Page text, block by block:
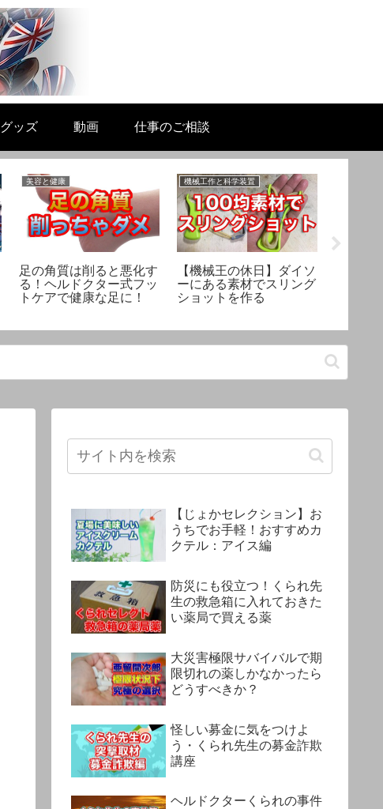
グッズ 動画 仕事のご相談
美容と健康
足の角質は削ると悪化す
る！ヘルドクター式フッ
トケアで健康な足に！
機械工作と科学装置
【機械王の休日】ダイソ
ーにある素材でスリング
ショットを作る
【じょかセレクション】お
うちでお手軽！おすすめカ
クテル：アイス編
防災にも役立つ！くられ先
生の救急箱に入れておきた
い薬局で買える薬
大災害極限サバイバルで期
限切れの薬しかなかったら
どうすべきか？
怪しい募金に気をつけよ
う・くられ先生の募金詐欺
講座
ヘルドクターくられの事件